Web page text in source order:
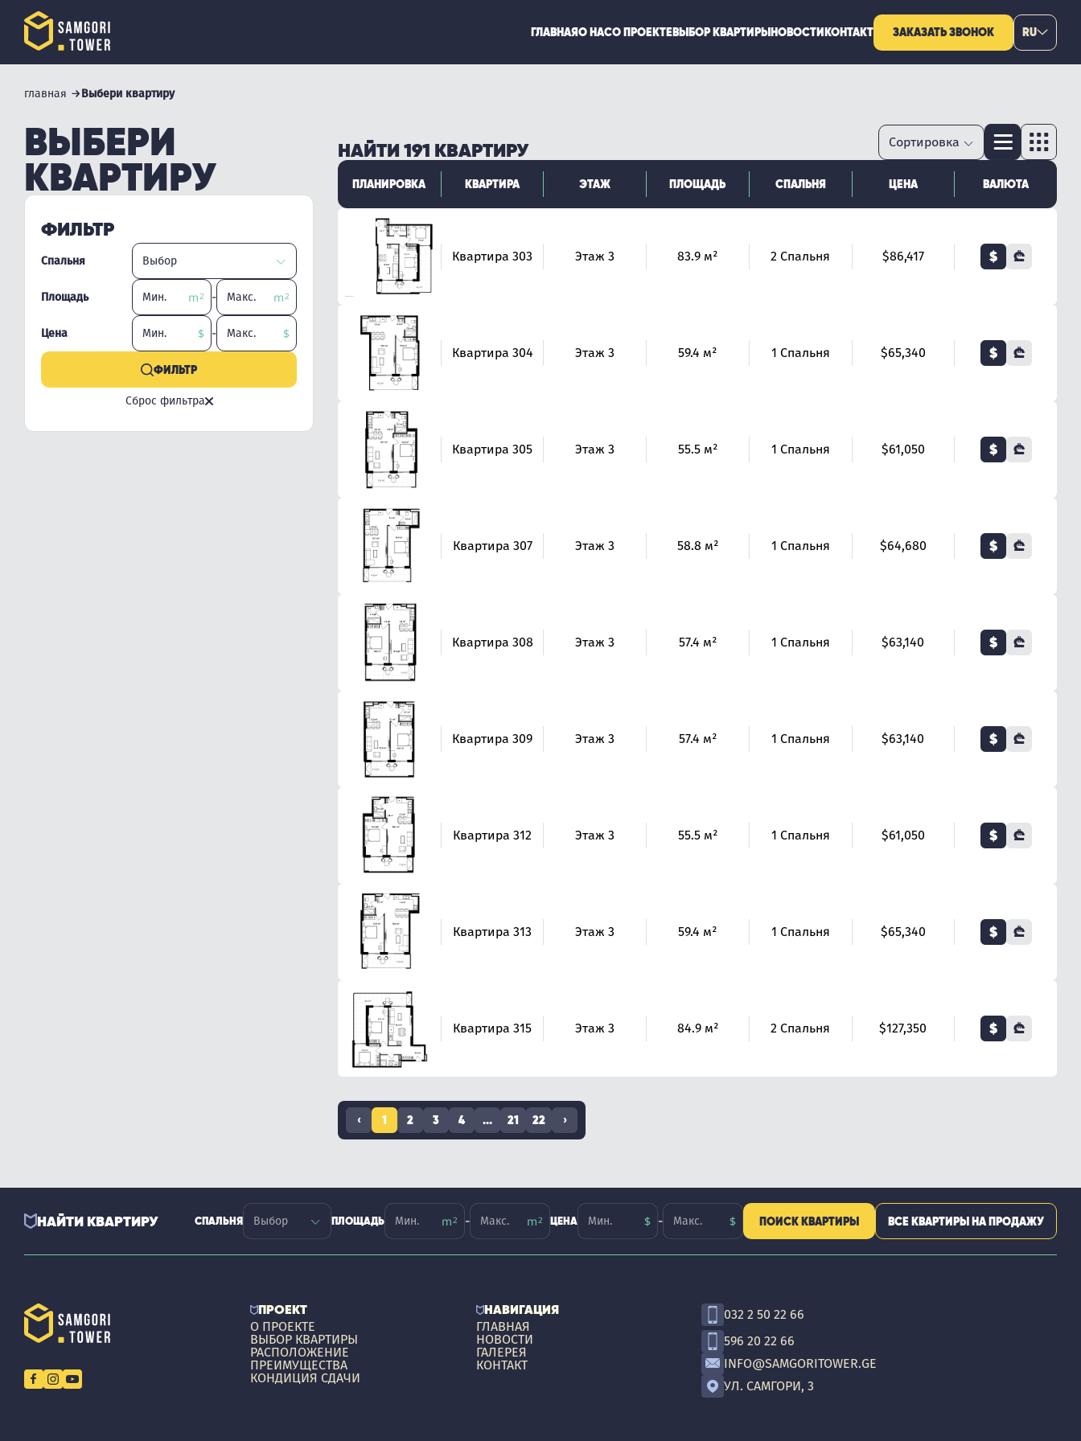
ГЛАВНАЯО НАСО ПРОЕКТЕВЫБОР КВАРТИРЫНОВОСТИКОНТАКТ ЗАКАЗАТЬ ЗВОНОК RU
главная Выбери квартиру
ВЫБЕРИ
КВАРТИРУ
ФИЛЬТР
Спальня
Площадь -
Цена -
ФИЛЬТР
Сброс фильтра
НАЙТИ 191 КВАРТИРУ
ПЛАНИРОВКА КВАРТИРА ЭТАЖ ПЛОЩАДЬ СПАЛЬНЯ ЦЕНА ВАЛЮТА
Квартира 303 Этаж 3 83.9 м² 2 Спальня $86,417 $ ₾
Квартира 304 Этаж 3 59.4 м² 1 Спальня $65,340 $ ₾
Квартира 305 Этаж 3 55.5 м² 1 Спальня $61,050 $ ₾
Квартира 307 Этаж 3 58.8 м² 1 Спальня $64,680 $ ₾
Квартира 308 Этаж 3 57.4 м² 1 Спальня $63,140 $ ₾
Квартира 309 Этаж 3 57.4 м² 1 Спальня $63,140 $ ₾
Квартира 312 Этаж 3 55.5 м² 1 Спальня $61,050 $ ₾
Квартира 313 Этаж 3 59.4 м² 1 Спальня $65,340 $ ₾
Квартира 315 Этаж 3 84.9 м² 2 Спальня $127,350 $ ₾
‹ 1 2 3 4 ... 21 22 ›
НАЙТИ КВАРТИРУ СПАЛЬНЯ ПЛОЩАДЬ - ЦЕНА - ПОИСК КВАРТИРЫ ВСЕ КВАРТИРЫ НА ПРОДАЖУ
ПРОЕКТ
О ПРОЕКТЕ
ВЫБОР КВАРТИРЫ
РАСПОЛОЖЕНИЕ
ПРЕИМУЩЕСТВА
КОНДИЦИЯ СДАЧИ
НАВИГАЦИЯ
ГЛАВНАЯ
НОВОСТИ
ГАЛЕРЕЯ
КОНТАКТ
032 2 50 22 66
596 20 22 66
INFO@SAMGORITOWER.GE
УЛ. САМГОРИ, 3